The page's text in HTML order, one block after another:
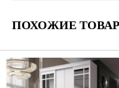
ПОХОЖИЕ